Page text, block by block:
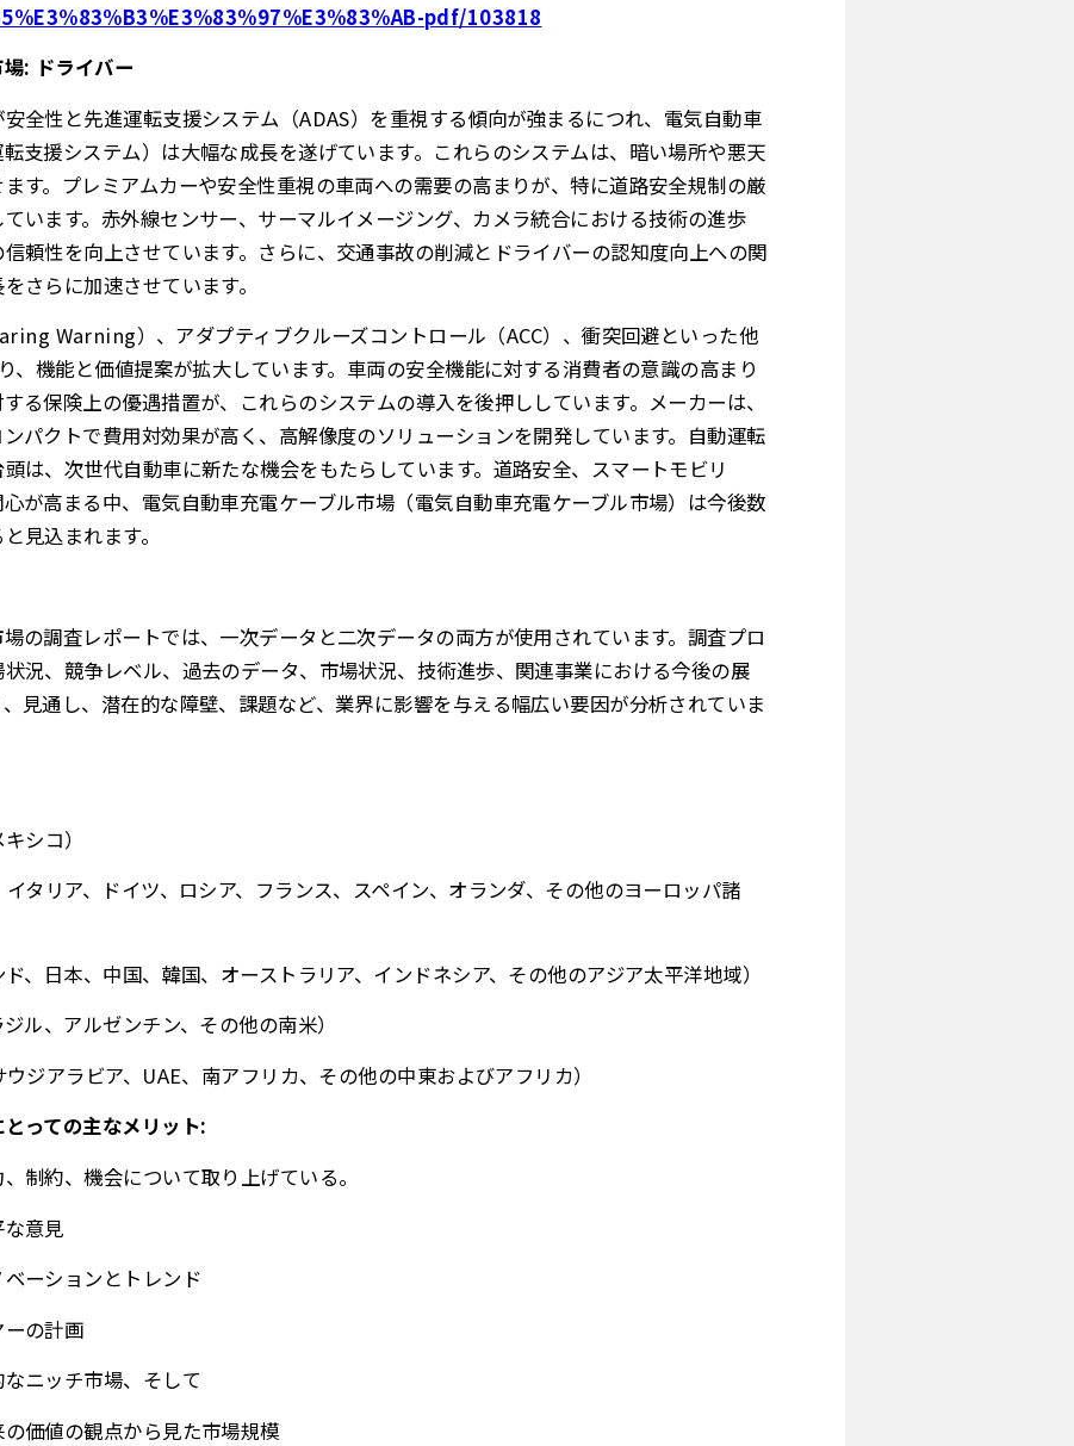
pdf/103818
: ドライバー
全性と先進運転支援システム（ADAS）を重視する傾向が強まるにつれ、電気自動車
支援システム）は大幅な成長を遂げています。これらのシステムは、暗い場所や悪天
す。プレミアムカーや安全性重視の車両への需要の高まりが、特に道路安全規制の厳
います。赤外線センサー、サーマルイメージング、カメラ統合における技術の進歩
頼性を向上させています。さらに、交通事故の削減とドライバーの認知度向上への関
さらに加速させています。
Warning）、アダプティブクルーズコントロール（ACC）、衝突回避といった他
、機能と価値提案が拡大しています。車両の安全機能に対する消費者の意識の高まり
る保険上の優遇措置が、これらのシステムの導入を後押ししています。メーカーは、
パクトで費用対効果が高く、高解像度のソリューションを開発しています。自動運転
は、次世代自動車に新たな機会をもたらしています。道路安全、スマートモビリ
が高まる中、電気自動車充電ケーブル市場（電気自動車充電ケーブル市場）は今後数
見込まれます。
の調査レポートでは、一次データと二次データの両方が使用されています。調査プロ
況、競争レベル、過去のデータ、市場状況、技術進歩、関連事業における今後の展
見通し、潜在的な障壁、課題など、業界に影響を与える幅広い要因が分析されていま
シコ）
タリア、ドイツ、ロシア、フランス、スペイン、オランダ、その他のヨーロッパ諸
、日本、中国、韓国、オーストラリア、インドネシア、その他のアジア太平洋地域）
ル、アルゼンチン、その他の南米）
ジアラビア、UAE、南アフリカ、その他の中東およびアフリカ）
っての主なメリット:
制約、機会について取り上げている。
意見
ーションとトレンド
の計画
ニッチ市場、そして
価値の観点から見た市場規模